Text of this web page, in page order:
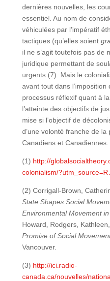
dernières nouvelles, les
essentiel. Au nom de
véhiculées par l’impératif
tactiques (qu’elles soient
il ne s’agit toutefois pas de
juridique permettant de
urgents (7). Mais le
avant tout dans l’imposition
processus réflexif quant à
l’atteinte des objectifs de
mise si l’objectif de
d’une volonté franche de
Canadiens et Canadiennes.
(1) http://
colonialism/
(2) Corrigall-Brown,
State Shapes Social
Environmental Movement
Howard, Rodgers, Kathleen,
Promise of Social
Vancouver.
(3) http://ici.radio-
canada.ca/nouvelles/